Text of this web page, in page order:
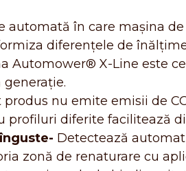
automată în care mașina
diferențele de
Automower® X-Line este
produs nu emite emisii de
profiluri diferite facilitează
Detectează
zonă de renaturare cu